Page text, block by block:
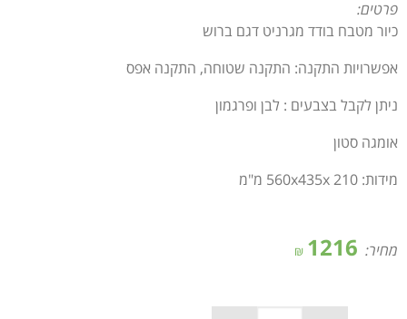
פרטים:
כיור מטבח בודד מגרניט דגם ברוש
אפשרויות התקנה: התקנה שטוחה, התקנה אפס
ניתן לקבל בצבעים : לבן ופרגמון
אומגה סטון
מידות: 560x435x 210 מ"מ
מחיר: 1216
₪